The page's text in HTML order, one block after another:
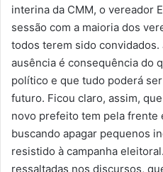
interina da CMM, o vereador
sessão com a maioria dos
todos terem sido
ausência é consequência do
político e que tudo poderá
futuro. Ficou claro, assim,
novo prefeito tem pela frente
buscando apagar pequenos
resistido à campanha
ressaltadas nos discursos,